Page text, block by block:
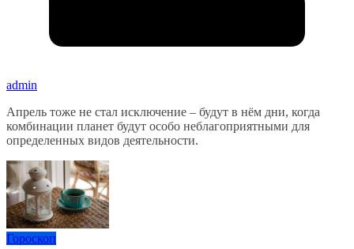
admin
Апрель тоже не стал исключение – будут в нём дни, когда
комбинации планет будут особо неблагоприятными для
определенных видов деятельности.
Гороскоп